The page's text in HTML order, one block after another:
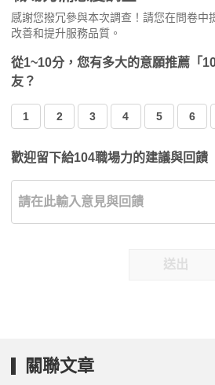
感謝您撥冗參與本次調查！請您在問卷中
改善和提升服務品質。
從1~10分，您有多大的意願推薦「
友？
1 2 3 4 5 6
歡迎留下給104職場力的建議與回饋
送出
關聯文章